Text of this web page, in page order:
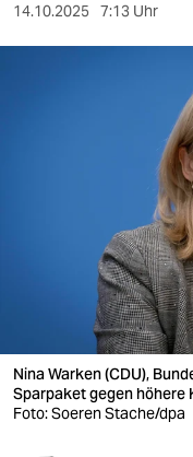
sport
veranstaltungen
fragen & hilfe
unterstützen
14.10.2025 7:13 Uhr
Nina Warken (CDU),
Sparpaket gegen höhere
Foto: Soeren Stache/dpa